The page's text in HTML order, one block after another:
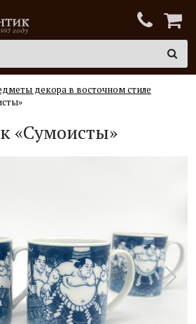
декора в восточном стиле
«Сумоисты»